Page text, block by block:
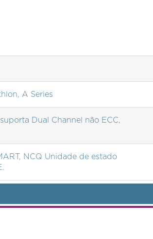
A Series
Dual Channel não ECC,
NCQ Unidade de estado